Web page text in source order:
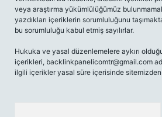
veya araştırma yükümlülüğümüz
yazdıkları içeriklerin sorumluluğunu
bu sorumluluğu kabul etmiş sayılırlar.
Hukuka ve yasal düzenlemelere aykırı
içerikleri, backlinkpanelicomtr@gmail.com
ilgili içerikler yasal süre içerisinde sitemizden